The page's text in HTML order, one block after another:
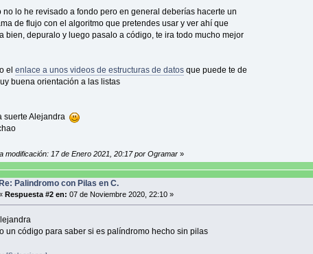
printf("\nPush(insertar): %c\n",x);
nuevo = (Nodo *) malloc (sizeof(Nodo));
nuevo->dato,x;//
if(pilaVacia(*cima)==1){
Nodo *actual;
actual=*cima;
*cima=actual->siguiente;
if(strcmp(actual->dato,actual->dato)==0){ /*aquí tengo problemas con la
de caracteres*/
printf("Coinciden dato %c y %c !!!\n", actual->dato, actual-
no lo he revisado a fondo pero en general deberías hacerte un
de flujo con el algoritmo que pretendes usar y ver ahí que
bien, depuralo y luego pasalo a código, te ira todo mucho mejor
el enlace a unos videos de estructuras de datosque puede te de
buena orientación a las listas
suerte Alejandra
modificación: 17 de Enero 2021, 20:17 por Ogramar»
Palindromo con Pilas en C.
Respuesta #2 en: 07 de Noviembre 2020, 22:10 »
un código para saber si es palíndromo hecho sin pilas